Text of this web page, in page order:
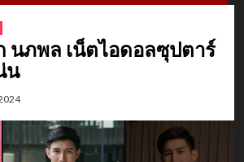
นภพล เน็ตไอดอลซุปตาร์
น